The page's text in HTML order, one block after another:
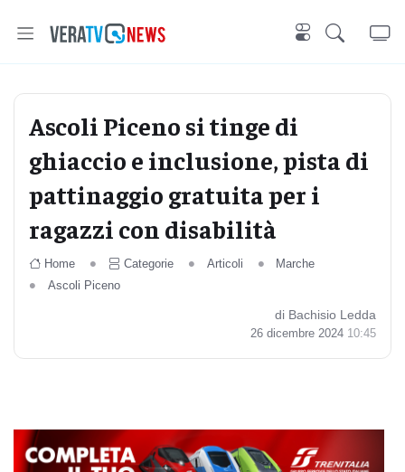
Ascoli Piceno si tinge di
ghiaccio e inclusione, pista di
pattinaggio gratuita per i
ragazzi con disabilità
Home Categorie Articoli
Marche
Ascoli Piceno
di Bachisio Ledda
26 dicembre 2024 10:45